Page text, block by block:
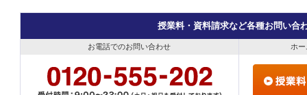
授業料・資料請求など各種お問い合
お電話でのお問い合わせ ホ